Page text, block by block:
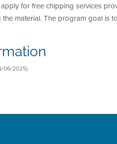
for free chipping services
material. The program goal is
06/2025)